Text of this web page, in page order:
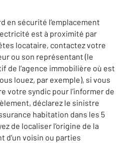
en sécurité l’emplacement
est à proximité par
locataire, contactez votre
ou son représentant (le
de l’agence immobilière où est
louez, par exemple), si vous
votre syndic pour l’informer de
déclarez le sinistre
habitation dans les 5
de localiser l’origine de la
d’un voisin ou parties